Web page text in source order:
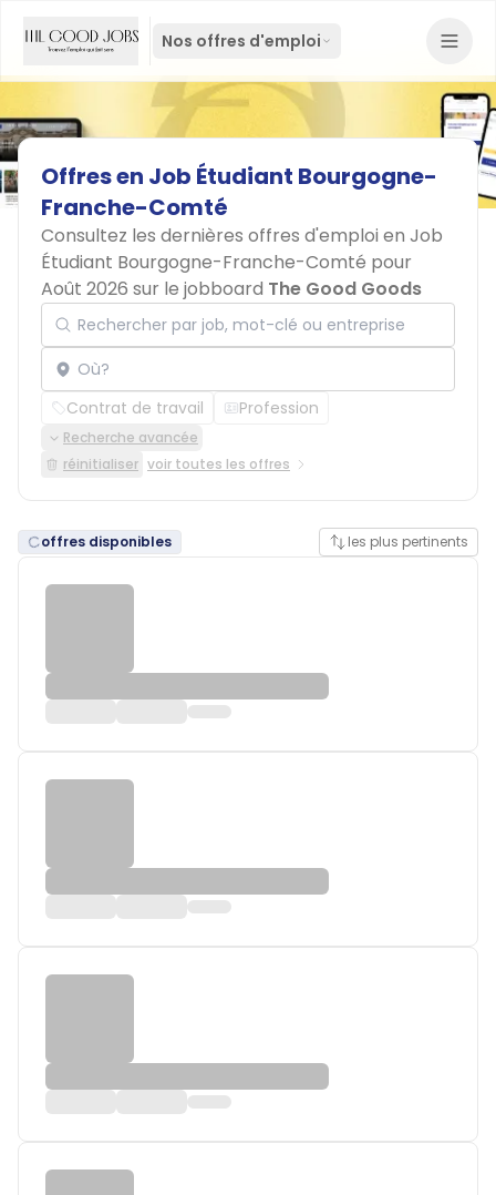
Nos offres d'emploi
Offresen Job Étudiant Bourgogne-
Franche-Comté
Consultez les dernières offres d'emploi en Job
Étudiant Bourgogne-Franche-Comté pour
Août 2026 sur le jobboard The Good Goods
Rechercher par job, mot-clé ou entreprise
Localisation
Contrat de travail Profession
Recherche avancée
réinitialiser voir toutes les offres
offres disponibles les plus pertinents